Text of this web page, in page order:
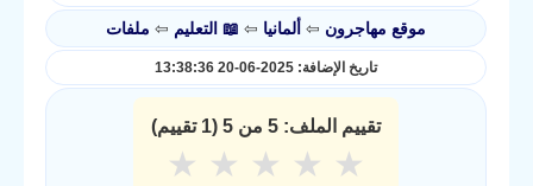
موقع مهاجرون ⇦ ألمانيا ⇦ 📖 التعليم ⇦ملفات
تاريخ الإضافة: 2025-06-20 13:38:36
تقييم الملف: 5من 5 (1 تقييم)
★
★
★
★
★